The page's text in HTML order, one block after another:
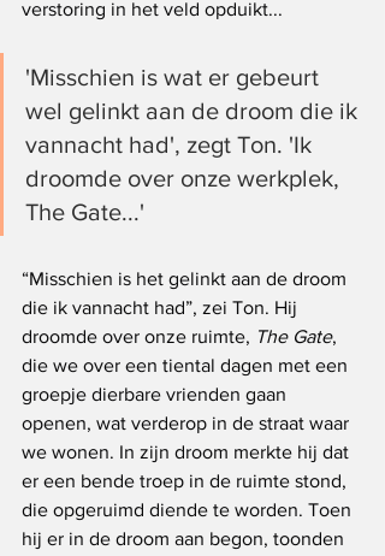
verstoring in het veld opduikt...
'Misschien is wat er gebeurt
wel gelinkt aan de droom die ik
vannacht had', zegt Ton. 'Ik
droomde over onze werkplek,
The Gate...'
“Misschien is het gelinkt aan de droom
die ik vannacht had”, zei Ton. Hij
droomde over onze ruimte, The Gate,
die we over een tiental dagen met een
groepje dierbare vrienden gaan
openen, wat verderop in de straat waar
we wonen. In zijn droom merkte hij dat
er een bende troep in de ruimte stond,
die opgeruimd diende te worden. Toen
hij er in de droom aan begon, toonden